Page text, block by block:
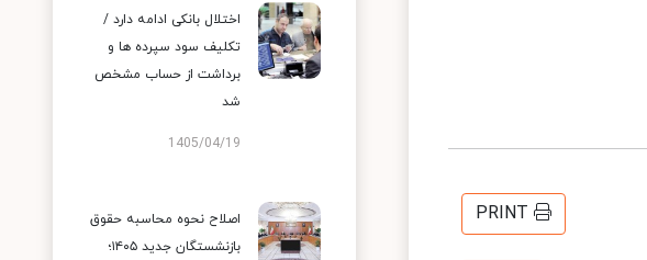
PRINT
اختلال بانکی ادامه دارد /
تکلیف سود سپرده ها و
برداشت از حساب مشخص
شد
1405/04/19
اصلاح نحوه محاسبه حقوق
بازنشستگان جدید ۱۴۰۵؛